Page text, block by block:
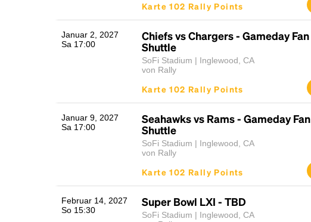
Karte 102 Rally Points
Januar 2, 2027
Sa 17:00
Chiefs vs Chargers - Gameday Fan
Shuttle
SoFi Stadium | Inglewood, CA
von Rally
Karte 102 Rally Points
Januar 9, 2027
Sa 17:00
Seahawks vs Rams - Gameday Fan
Shuttle
SoFi Stadium | Inglewood, CA
von Rally
Karte 102 Rally Points
Februar 14, 2027
So 15:30
Super Bowl LXI - TBD
SoFi Stadium | Inglewood, CA